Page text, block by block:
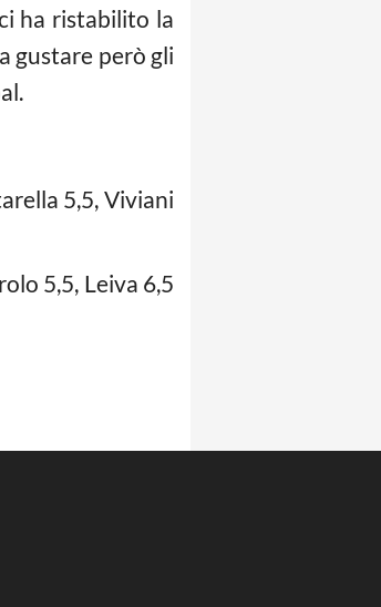
ha ristabilito la
gustare però gli
5,5, Viviani
5,5, Leiva 6,5